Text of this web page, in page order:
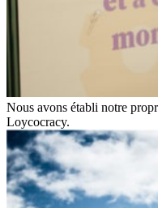
Nous avons établi notre
Loycocracy.